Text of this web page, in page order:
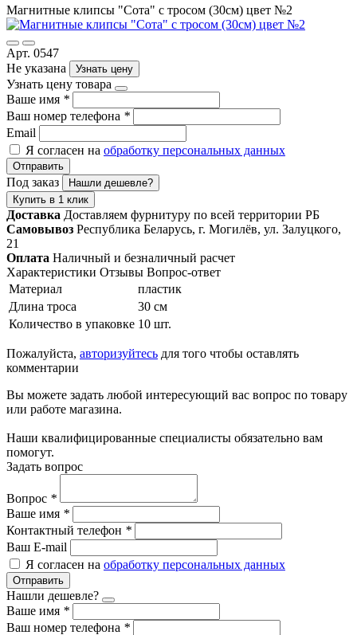
Магнитные клипсы "Сота" с тросом (30см) цвет №2
Арт. 0547
Не указана
Узнать цену
Узнать цену товара
Ваше имя *
Ваш номер телефона *
Email
Я согласен на обработку персональных данных
Отправить
Под заказ
Нашли дешевле?
Купить в 1 клик
Доставка Доставляем фурнитуру по всей территории РБ
Самовывоз Республика Беларусь, г. Могилёв, ул. Залуцкого,
21
Оплата Наличный и безналичный расчет
Характеристики Отзывы Вопрос-ответ
Материал
пластик
Длина троса
30 см
Количество в упаковке 10 шт.
Пожалуйста, авторизуйтесь для того чтобы оставлять
комментарии
Вы можете задать любой интересующий вас вопрос по товару
или работе магазина.
Наши квалифицированные специалисты обязательно вам
помогут.
Задать вопрос
Вопрос *
Ваше имя *
Контактный телефон *
Ваш E-mail
Я согласен на обработку персональных данных
Отправить
Нашли дешевле?
Ваше имя *
Ваш номер телефона *